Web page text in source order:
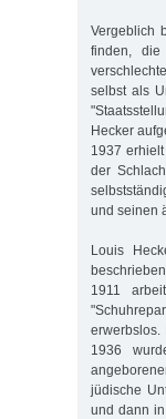
Vergeblich
finden, die
selbst als
Hecker
1937
der
und seinen
Louis
1911
erwerbslos.
1936
jüdische
und dann